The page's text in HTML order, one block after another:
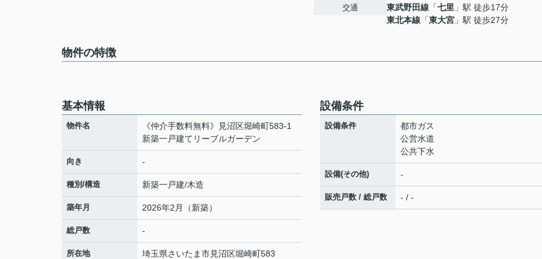
交通
東武野田線 「七里 」駅 徒歩17分
東北本線 「東大宮 」駅 徒歩27分
物件の特徴
基本情報
物件名
《仲介手数料無料》見沼区堀崎町583-1
新築一戸建てリーブルガーデン
向き -
種別/構造 新築一戸建/木造
築年月 2026年2月（新築）
総戸数 -
所在地 埼玉県さいたま市見沼区堀崎町583
設備条件
設備条件
都市ガス
公営水道
公共下水
設備(その他) -
販売戸数 / 総戸数 - / -